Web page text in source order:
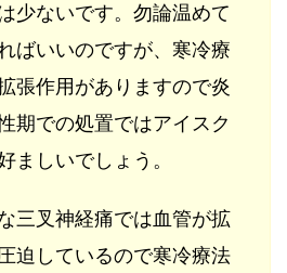
少ないです。勿論温めて
ばいいのですが、寒冷療
張作用がありますので炎
期での処置ではアイスク
ましいでしょう。
三叉神経痛では血管が拡
迫しているので寒冷療法